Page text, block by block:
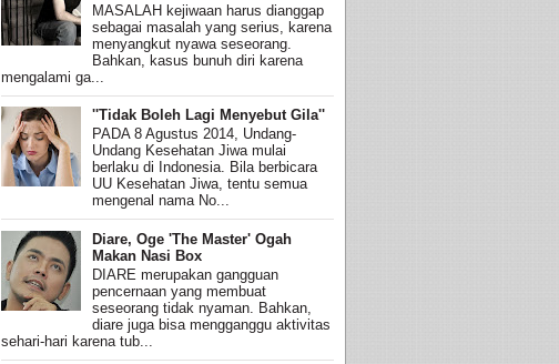
MASALAH kejiwaan harus dianggap
sebagai masalah yang serius, karena
menyangkut nyawa seseorang.
Bahkan, kasus bunuh diri karena
mengalami ga...
''Tidak Boleh Lagi Menyebut Gila''
PADA 8 Agustus 2014, Undang-
Undang Kesehatan Jiwa mulai
berlaku di Indonesia. Bila berbicara
UU Kesehatan Jiwa, tentu semua
mengenal nama No...
Diare, Oge 'The Master' Ogah
Makan Nasi Box
DIARE merupakan gangguan
pencernaan yang membuat
seseorang tidak nyaman. Bahkan,
diare juga bisa mengganggu aktivitas
sehari-hari karena tub...